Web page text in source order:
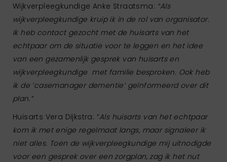
Wijkverpleegkundige Anke Straatsma: “Als
wijkverpleegkundige kruip ik in de rol van organisator.
Ik heb contact gezocht met de huisarts van het
echtpaar om de situatie voor te leggen en het idee
van een gezamenlijk gesprek van huisarts en
wijkverpleegkundige met familie besproken. Ook heb
ik de ‘casemanager dementie’ geïnformeerd over dit
plan.”
Huisarts Vera Dijkstra: “Als huisarts van het echtpaar
kom ik met enige regelmaat langs, maar signaleer ik
niet alles. Toen de wijkverpleegkundige mij uitnodigde
voor een gesprek over een zorgplan, zag ik het nut